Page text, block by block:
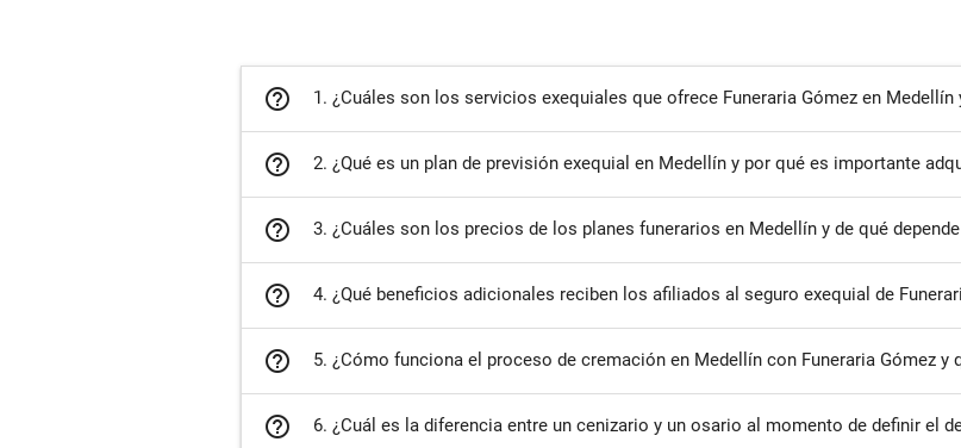
help_outline 1. ¿Cuáles son los servicios exequiales que ofrece Funeraria Gómez en
help_outline 2. ¿Qué es un plan de previsión exequial en Medellín y por qué es importante
help_outline 3. ¿Cuáles son los precios de los planes funerarios en Medellín y de qué
help_outline 4. ¿Qué beneficios adicionales reciben los afiliados al seguro exequial de
help_outline 5. ¿Cómo funciona el proceso de cremación en Medellín con Funeraria Gómez y
help_outline 6. ¿Cuál es la diferencia entre un cenizario y un osario al momento de definir el